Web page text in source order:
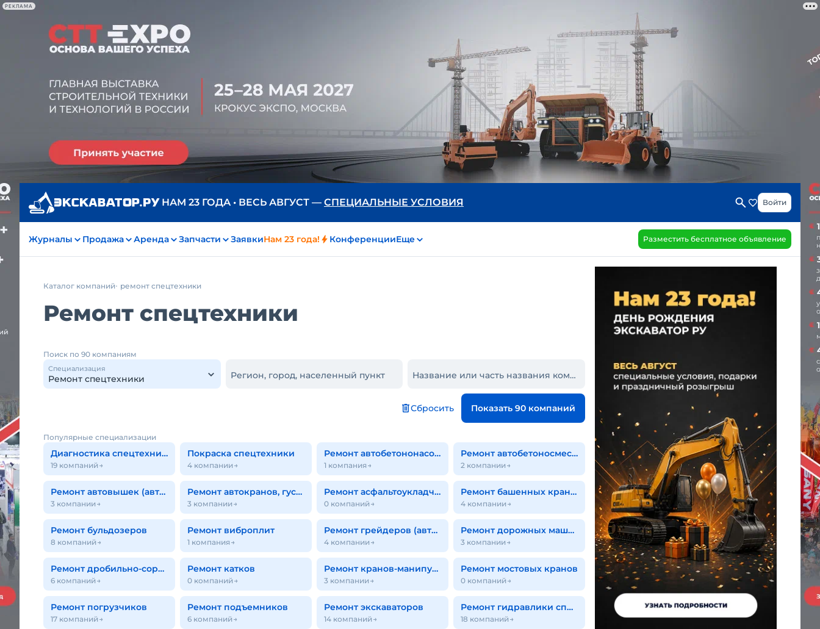
РЕКЛАМА
НАМ 23 ГОДА • ВЕСЬ АВГУСТ — СПЕЦИАЛЬНЫЕ УСЛОВИЯ Войти
Журналы Продажа Аренда Запчасти ЗаявкиНам 23 года! КонференцииЕще Разместить бесплатное объявление
Каталог компаний ремонт спецтехники
Ремонт спецтехники
Поиск по 90 компаниям
Специализация
Регион, город, населенный пункт Название или часть названия компании
Сбросить Показать 90 компаний
Популярные специализации
Диагностика спецтехники
19 компаний
Покраска спецтехники
4 компании
Ремонт автобетононасосов
1 компания
Ремонт автобетоносмесителей
2 компании
Ремонт автовышек (автогидроподъемников)
3 компании
Ремонт автокранов, гусеничных кранов
3 компании
Ремонт асфальтоукладчиков
0 компаний
Ремонт башенных кранов
4 компании
Ремонт бульдозеров
8 компаний
Ремонт виброплит
1 компания
Ремонт грейдеров (автогрейдеров)
4 компании
Ремонт дорожных машин
3 компании
Ремонт дробильно-сортировочного оборудования
6 компаний
Ремонт катков
0 компаний
Ремонт кранов-манипуляторов
3 компании
Ремонт мостовых кранов
0 компаний
Ремонт погрузчиков
17 компаний
Ремонт подъемников
6 компаний
Ремонт экскаваторов
14 компаний
Ремонт гидравлики спецтехники
18 компаний